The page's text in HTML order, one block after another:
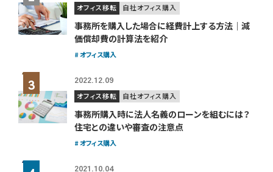
オフィス移転 自社オフィス購入
事務所を購入した場合に経費計上する方法｜減
価償却費の計算法を紹介
オフィス購入
2022.12.09
オフィス移転 自社オフィス購入
事務所購入時に法人名義のローンを組むには？
住宅との違いや審査の注意点
オフィス購入
2021.10.04